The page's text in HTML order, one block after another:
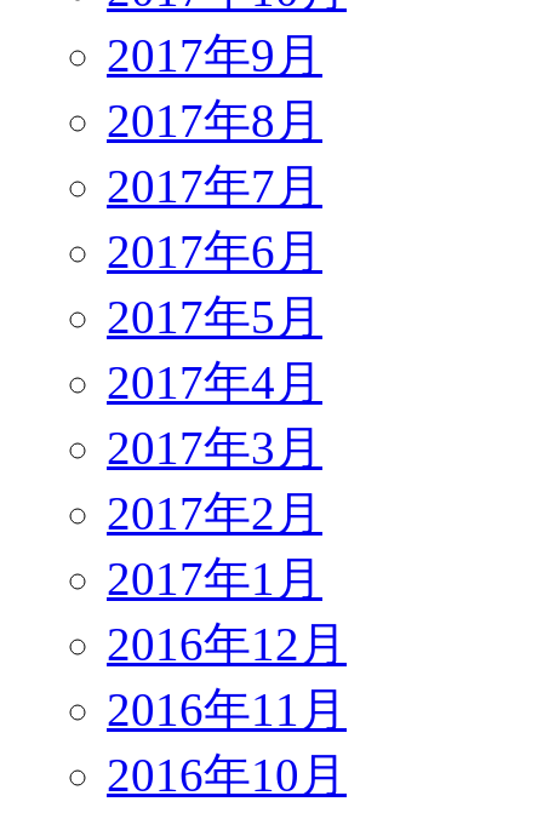
2017年9月
2017年8月
2017年7月
2017年6月
2017年5月
2017年4月
2017年3月
2017年2月
2017年1月
2016年12月
2016年11月
2016年10月